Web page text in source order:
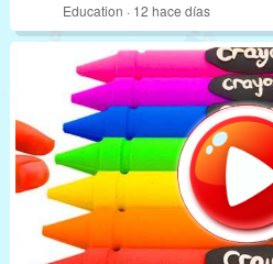
Education · 12 hace días